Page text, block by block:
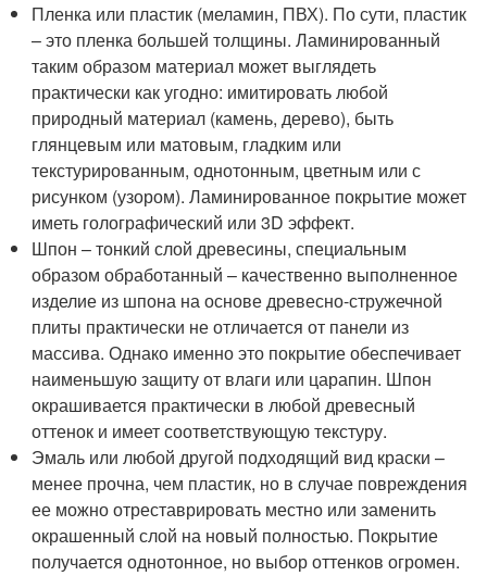
Пленка или пластик (меламин, ПВХ). По сути, пластик
– это пленка большей толщины. Ламинированный
таким образом материал может выглядеть
практически как угодно: имитировать любой
природный материал (камень, дерево), быть
глянцевым или матовым, гладким или
текстурированным, однотонным, цветным или с
рисунком (узором). Ламинированное покрытие может
иметь голографический или 3D эффект.
Шпон – тонкий слой древесины, специальным
образом обработанный – качественно выполненное
изделие из шпона на основе древесно-стружечной
плиты практически не отличается от панели из
массива. Однако именно это покрытие обеспечивает
наименьшую защиту от влаги или царапин. Шпон
окрашивается практически в любой древесный
оттенок и имеет соответствующую текстуру.
Эмаль или любой другой подходящий вид краски –
менее прочна, чем пластик, но в случае повреждения
ее можно отреставрировать местно или заменить
окрашенный слой на новый полностью. Покрытие
получается однотонное, но выбор оттенков огромен.